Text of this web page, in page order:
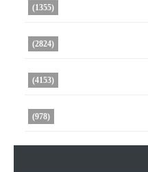
(1355)
(2824)
(4153)
(978)